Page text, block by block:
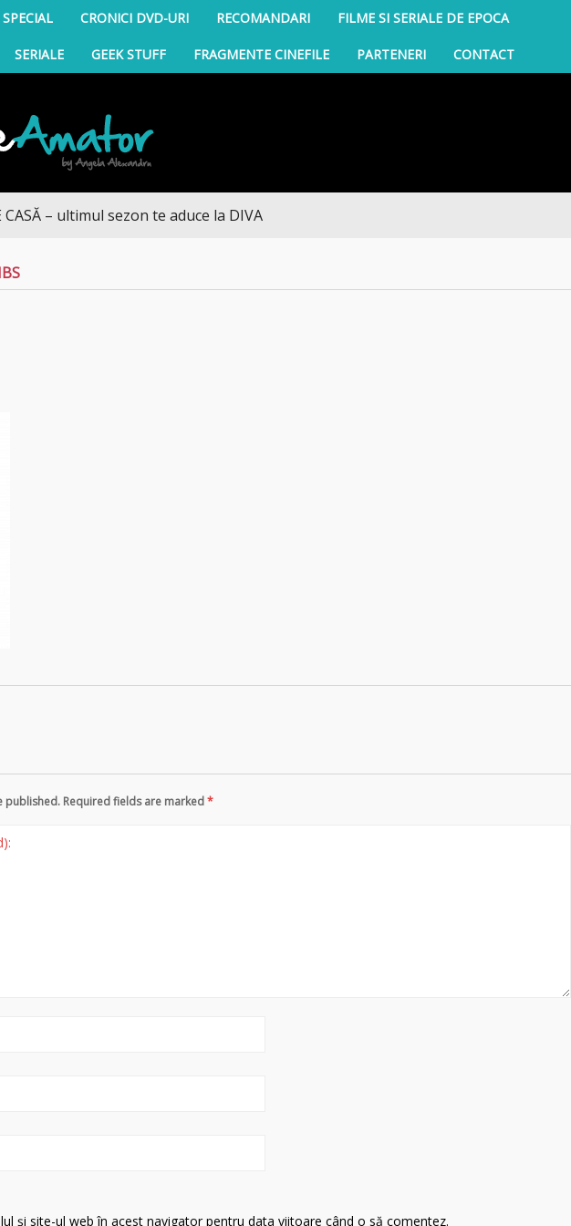
SPECIAL CRONICI DVD-URI RECOMANDARI FILME SI SERIALE DE EPOCA
SERIALE GEEK STUFF FRAGMENTE CINEFILE PARTENERI CONTACT
– ultimul sezon te aduce la DIVA
Required fields are marked*
și site-ul web în acest navigator pentru data viitoare când o să comentez.